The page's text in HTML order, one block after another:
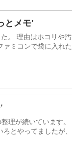
とメモ'
。 理由はホコリや汚
ァミコンで袋に入れた
理が続いています。
とやってましたが、